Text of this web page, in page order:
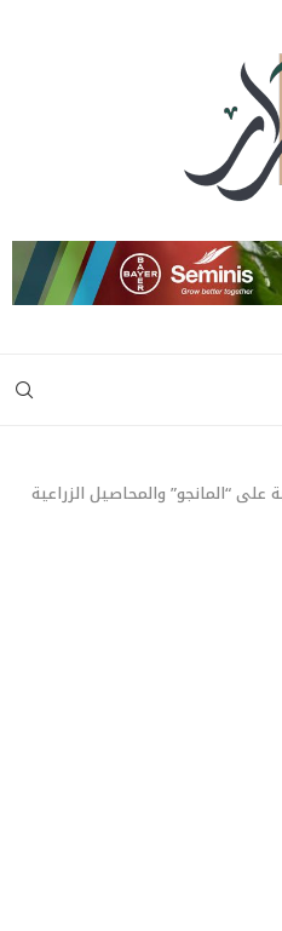
على “المانجو” والمحاصيل الزراعية